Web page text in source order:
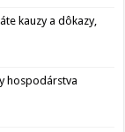
kauzy a dôkazy,
hospodárstva